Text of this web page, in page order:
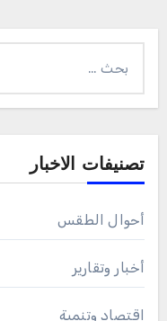
عن:
تصنيفات الاخبار
أحوال الطقس
أخبار وتقارير
اقتصاد وتنمية